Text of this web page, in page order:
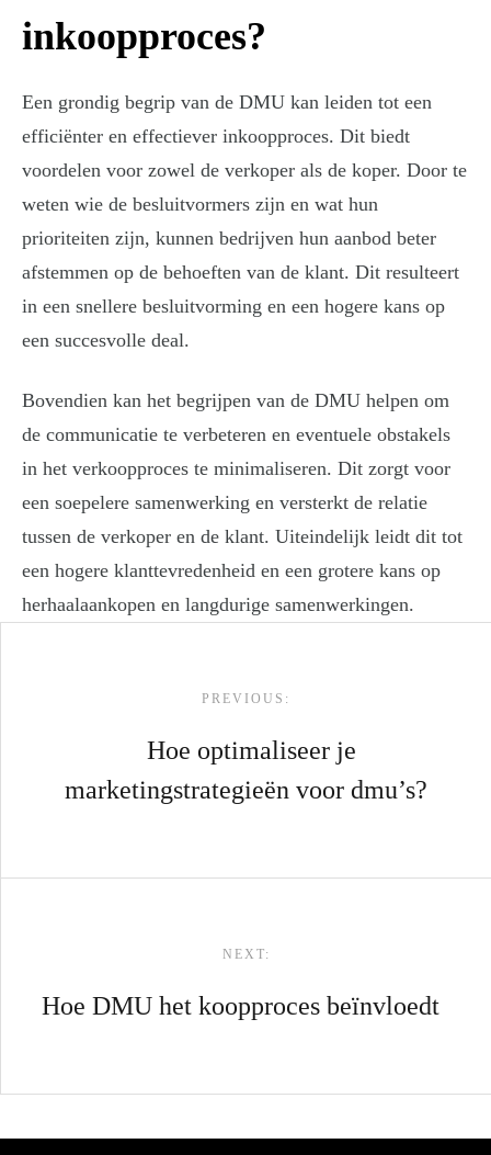
inkoopproces?
Een grondig begrip van de DMU kan leiden tot een
efficiënter en effectiever inkoopproces. Dit biedt
voordelen voor zowel de verkoper als de koper. Door te
weten wie de besluitvormers zijn en wat hun
prioriteiten zijn, kunnen bedrijven hun aanbod beter
afstemmen op de behoeften van de klant. Dit resulteert
in een snellere besluitvorming en een hogere kans op
een succesvolle deal.
Bovendien kan het begrijpen van de DMU helpen om
de communicatie te verbeteren en eventuele obstakels
in het verkoopproces te minimaliseren. Dit zorgt voor
een soepelere samenwerking en versterkt de relatie
tussen de verkoper en de klant. Uiteindelijk leidt dit tot
een hogere klanttevredenheid en een grotere kans op
herhaalaankopen en langdurige samenwerkingen.
PREVIOUS:
Hoe optimaliseer je
marketingstrategieën voor dmu’s?
NEXT:
Hoe DMU het koopproces beïnvloedt